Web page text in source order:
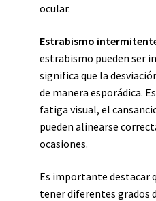
ocular.
Estrabismo
estrabismo pueden ser
significa que la
de manera esporádica.
fatiga visual, el
pueden alinearse
ocasiones.
Es importante destacar
tener diferentes grados